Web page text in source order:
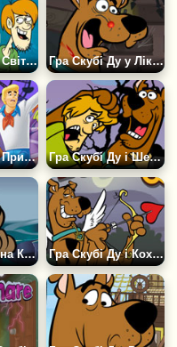
Гра Скубі Ду: Світ Таємниць Гра Скубі Ду у Лікаря
Гра Скубі Ду: Прихована Команда Гра Скубі Ду і Шеггі в Шахті
Скубі: Містична Корпорація Гра Скубі Ду і Кохання